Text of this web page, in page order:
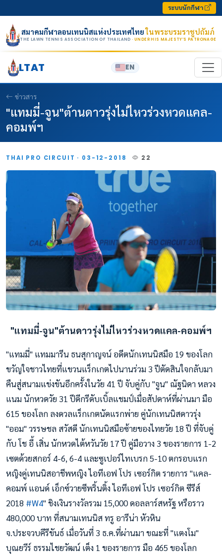
ระบบนักกีฬา
สมาคมกีฬาลอนเทนนิสแห่งประเทศไทยในพระบรมราชูปถัมภ์
THE LAWN TENNIS ASSOCIATION OF THAILAND · UNDER HIS MAJESTY’S PATRONAGE
LTAT EN
ข่าวสาร
"แทมมี่-จูน"ต้านดาวรุ่งไม่ไหวร่วงหวดแคล-
คอมพ์ฯ
THAI PRO CIRCUIT · 03-12-2018 22
"แทมมี่-จูน"ต้านดาวรุ่งไม่ไหวร่วงหวดแคล-คอมพ์ฯ
"แทมมี่" แทมมารีน ธนสุกาญจน์ อดีตนักเทนนิสมือ 19 ของโลก
ขวัญใจชาวไทยที่แขวนแร็กเกตไปนานร่วม 3 ปีตัดสินใจกลับมา
คืนสู่สนามแข่งขันอีกครั้งในวัย 41 ปี จับคู่กับ "จูน" ณัฐนิดา หลวง
แนม นักหวดวัย 31 ปีดีกรีดับเบิ้ลแชมป์เมื่อสัปดาห์ที่ผ่านมา มือ
615 ของโลก ลงดวลแร็กเกตนัดแรกพ่าย คู่นักเทนนิสดาวรุ่ง
"ออม" วรรษชล สวัสดี นักเทนนิสมือซ้ายของไทยวัย 18 ปี ที่จับคู่
กับ โช อี้ เสิ่น นักหวดไต้หวันวัย 17 ปี คู่มือวาง 3 ของรายการ 1-2
เซตด้วยสกอร์ 4-6, 6-4 และซูเปอร์ไทเบรก 5-10 ตกรอบแรก
หญิงคู่เทนนิสอาชีพหญิง ไอทีเอฟ โปร เซอร์กิต รายการ "แคล-
คอมพ์ แอนด์ เอ็กซ์วายซีพริ้นติ้ง ไอทีเอฟ โปร เซอร์กิต ซีรีส์
2018 #W4" ชิงเงินรางวัลรวม 15,000 ดอลลาร์สหรัฐ หรือราว
480,000 บาท ที่สนามเทนนิส ทรู อารีน่า หัวหิน
จ.ประจวบคีรีขันธ์ เมื่อวันที่ 3 ธ.ค.ที่ผ่านมา ขณะที่ "แตงโม"
บุณยวีร์ ธรรมไชยวัฒน์ เต็ง 1 ของรายการ มือ 465 ของโลก